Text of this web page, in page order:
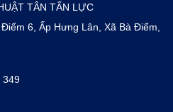
TÂN TẤN LỰC
6, Ấp Hưng Lân, Xã Bà Điểm,
349